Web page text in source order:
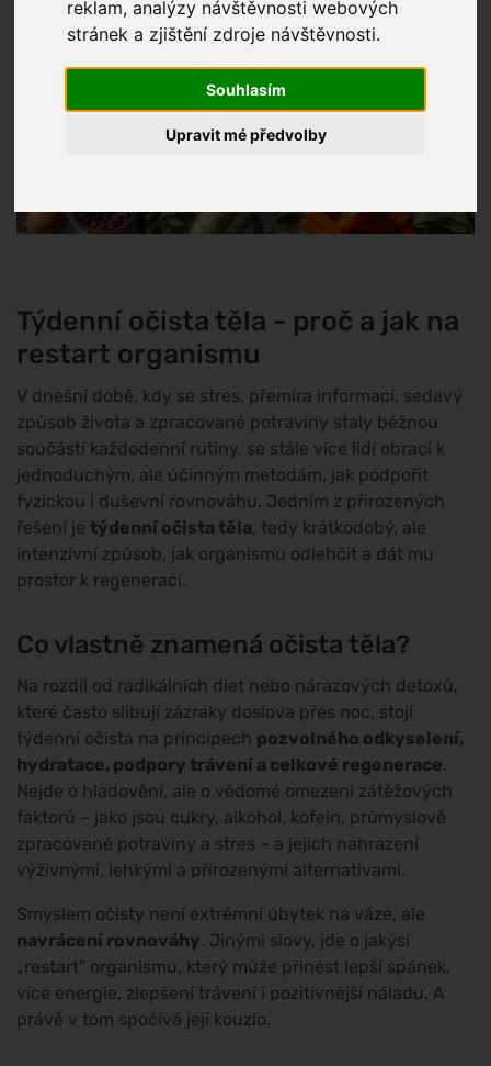
reklam, analýzy návštěvnosti webových
stránek a zjištění zdroje návštěvnosti.
Souhlasím
Upravit mé předvolby
Týdenní očista těla - proč a jak na
restart organismu
V dnešní době, kdy se stres, přemíra informací, sedavý
způsob života a zpracované potraviny staly běžnou
součástí každodenní rutiny, se stále více lidí obrací k
jednoduchým, ale účinným metodám, jak podpořit
fyzickou i duševní rovnováhu. Jedním z přirozených
řešení je týdenní očista těla, tedy krátkodobý, ale
intenzivní způsob, jak organismu odlehčit a dát mu
prostor k regeneraci.
Co vlastně znamená očista těla?
Na rozdíl od radikálních diet nebo nárazových detoxů,
které často slibují zázraky doslova přes noc, stojí
týdenní očista na principech pozvolného odkyselení,
hydratace, podpory trávení a celkové regenerace.
Nejde o hladovění, ale o vědomé omezení zátěžových
faktorů – jako jsou cukry, alkohol, kofein, průmyslově
zpracované potraviny a stres – a jejich nahrazení
výživnými, lehkými a přirozenými alternativami.
Smyslem očisty není extrémní úbytek na váze, ale
navrácení rovnováhy. Jinými slovy, jde o jakýsi
„restart" organismu, který může přinést lepší spánek,
více energie, zlepšení trávení i pozitivnější náladu. A
právě v tom spočívá její kouzlo.